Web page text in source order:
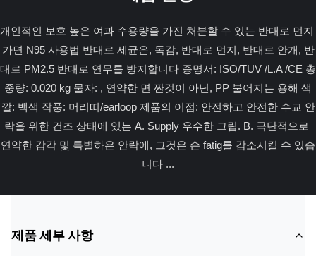
개인적인 보호 높은 여과 수용량을 가진 처분할 수 있는 반대로 먼지
가면 N95 사용법 반대로 세균은, 독감, 반대로 먼지, 반대로 안개, 반
대로 PM2.5 반대로 연무를 방지합니다 증명서: ISO/TUV /L.A /CE 총
중량: 0.020 kg 물자: , 연약한 면 짠것이 아닌, PP 불어지는 용해 색
깔: 백색 작풍: 머리띠/earloop 제품의 이점: 안전하고 안전한 수교 안
락을 위한 건조 상태에 있는 A. Supply 우수한 그립. B. 극단적으로
연약한 감각 및 특별하은 안락에, 그것은 손 fatig를 감소시킬 수 있습
니다 ...
제품 세부 사항